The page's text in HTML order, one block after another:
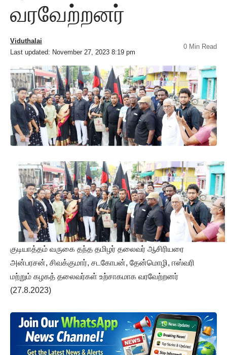
வரவேற்றனர்
Last updated: November 27, 2023 8:19 pm
Viduthalai
0 Min Read
குடியாத்தம் வருகை தந்த தமிழர் தலைவர் ஆசிரியரை
அன்பரசன், சிவக்குமார், சடகோபன், தேன்மொழி, ஈஸ்வரி
மற்றும் கழகத் தலைவர்கள் உற்சாகமாக வரவேற்றனர்
(27.8.2023)